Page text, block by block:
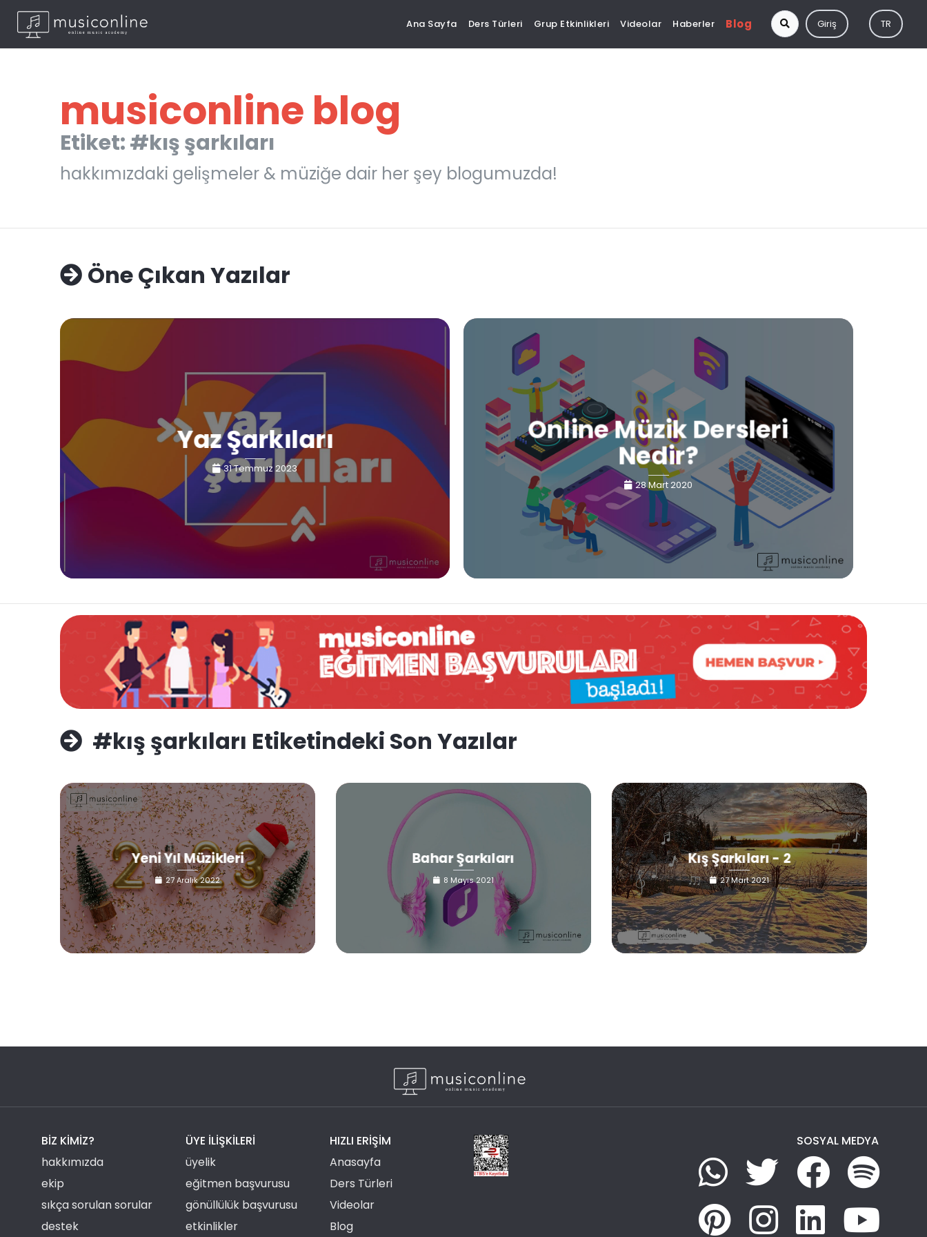
Ana Sayfa Ders Türleri Grup Etkinlikleri Videolar Haberler Blog Giriş TR
musiconline blog
Etiket: #kış şarkıları
hakkımızdaki gelişmeler & müziğe dair her şey blogumuzda!
Öne Çıkan Yazılar
Yaz Şarkıları
31 Temmuz 2023
Online Müzik Dersleri
Nedir?
28 Mart 2020
#kış şarkıları Etiketindeki Son Yazılar
Yeni Yıl Müzikleri
27 Aralık 2022
Bahar Şarkıları
8 Mayıs 2021
Kış Şarkıları - 2
27 Mart 2021
BIZ KIMIZ?
hakkımızda
ekip
sıkça sorulan sorular
destek
ÜYE ILIŞKILERI
üyelik
eğitmen başvurusu
gönüllülük başvurusu
etkinlikler
HIZLI ERIŞIM
Anasayfa
Ders Türleri
Videolar
Blog
SOSYAL MEDYA